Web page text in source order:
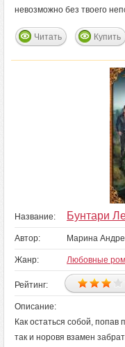
невозможно без твоего
Читать Купить
Название: Бунтари
Автор: Марина
Жанр: Любовные
Рейтинг:
Описание:
Как остаться собой,
так и норовя взамен